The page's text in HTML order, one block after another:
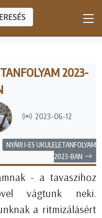
2023-
2023-06-12
NYÁRI I-ES UKULELETANFOLYAM
2023-BAN
- a tavaszihoz
vágtunk neki.
a ritmizálásért